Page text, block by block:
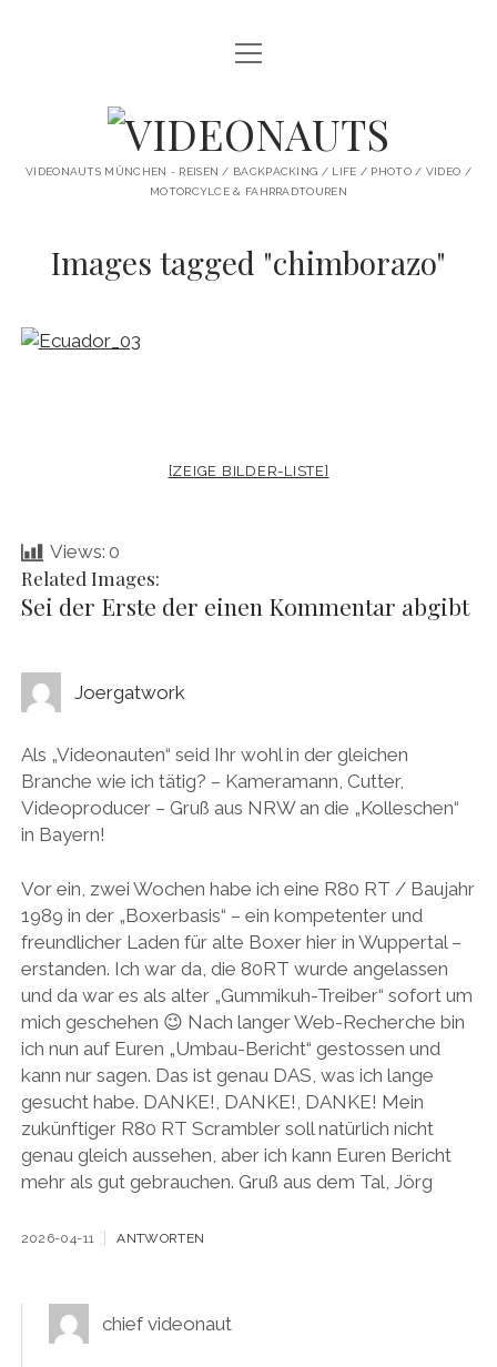
STARTSEITE
KI ARTWORK
BMW R80 SCRAMBLER UMBAU
Menü
öffnen
VIDEONAUTS
VIDEONAUTS MÜNCHEN - REISEN / BACKPACKING / LIFE / PHOTO / VIDEO /
MOTORCYLCE & FAHRRADTOUREN
Images tagged "chimborazo"
[ZEIGE BILDER-LISTE]
Views: 0
Related Images:
Sei der Erste der einen Kommentar abgibt
Joergatwork
Als „Videonauten“ seid Ihr wohl in der gleichen
Branche wie ich tätig? – Kameramann, Cutter,
Videoproducer – Gruß aus NRW an die „Kolleschen“
in Bayern!
Vor ein, zwei Wochen habe ich eine R80 RT / Baujahr
1989 in der „Boxerbasis“ – ein kompetenter und
freundlicher Laden für alte Boxer hier in Wuppertal –
erstanden. Ich war da, die 80RT wurde angelassen
und da war es als alter „Gummikuh-Treiber“ sofort um
mich geschehen 😉 Nach langer Web-Recherche bin
ich nun auf Euren „Umbau-Bericht“ gestossen und
kann nur sagen. Das ist genau DAS, was ich lange
gesucht habe. DANKE!, DANKE!, DANKE! Mein
zukünftiger R80 RT Scrambler soll natürlich nicht
genau gleich aussehen, aber ich kann Euren Bericht
mehr als gut gebrauchen. Gruß aus dem Tal, Jörg
2026-04-11 ANTWORTEN
chief videonaut